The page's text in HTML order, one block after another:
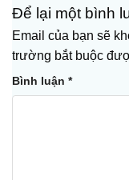
Để lại một bình
Email của bạn sẽ
trường bắt buộc
Bình luận *